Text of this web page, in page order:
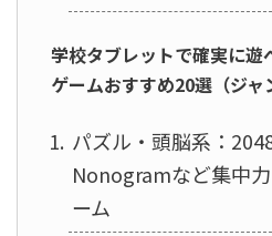
学校タブレットで確実に遊
ゲームおすすめ20選（ジャ
パズル・頭脳系：
Nonogramなど集中
ーム